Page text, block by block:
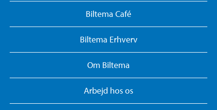
Biltema Café
Biltema Erhverv
Om Biltema
Arbejd hos os